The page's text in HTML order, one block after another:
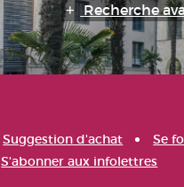
Recherche
Suggestion d'achat
Se
S'abonner aux infolettres